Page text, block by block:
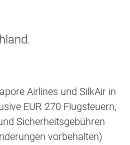
Airlines und SilkAir in
EUR 270 Flugsteuern,
Sicherheitsgebühren
vorbehalten)